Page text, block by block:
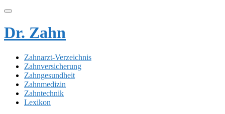
Dr. Zahn
Zahnarzt-Verzeichnis
Zahnversicherung
Zahngesundheit
Zahnmedizin
Zahntechnik
Lexikon